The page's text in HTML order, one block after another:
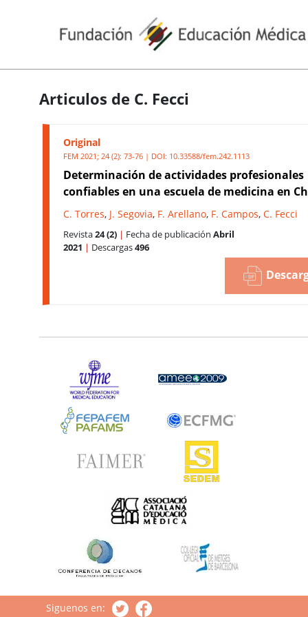
Articulos de C. Fecci
Original
FEM 2021; 24 (2): 73-76 | DOI: 10.33588/fem.242.1113
Determinación de actividades profesionales
confiables en una escuela de medicina en
C. Torres, J. Segovia, F. Arellano, F. Campos, C. Fecci
Revista24 (2) | Fecha de publicación Abril
2021 | Descargas496
Siguenos en: